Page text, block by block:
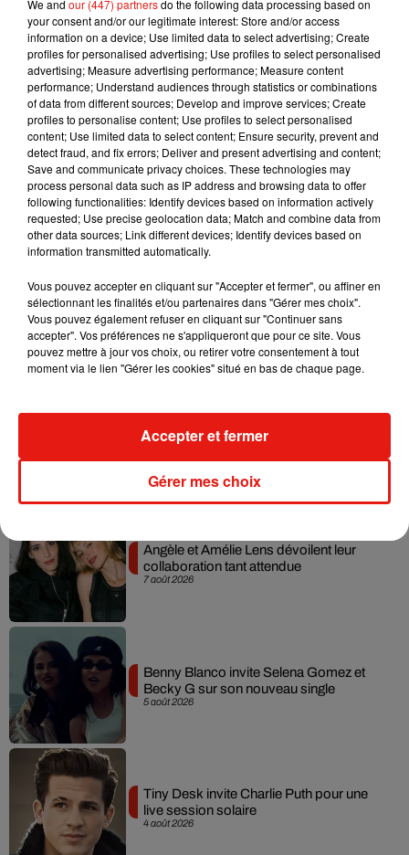
Musique
7 août 2026
Julien Lieb s’essaye à la vie de chatelain
dans son nouveau clip
7 août 2026
Madonna sort enfin le remix de « Love
Sensation » avec Kylie Minogue
Tayc et Didi B dévoilent le single le plus
dansant de l’année
7 août 2026
Angèle et Amélie Lens dévoilent leur
collaboration tant attendue
5 août 2026
Benny Blanco invite Selena Gomez et
Becky G sur son nouveau single
4 août 2026
Tiny Desk invite Charlie Puth pour une
live session solaire
We and our (447) partnersdo the following data processing based on
your consent and/or our legitimate interest: Store and/or access
information on a device; Use limited data to select advertising; Create
profiles for personalised advertising; Use profiles to select personalised
advertising; Measure advertising performance; Measure content
performance; Understand audiences through statistics or combinations
of data from different sources; Develop and improve services; Create
profiles to personalise content; Use profiles to select personalised
content; Use limited data to select content; Ensure security, prevent and
detect fraud, and fix errors; Deliver and present advertising and content;
Save and communicate privacy choices. These technologies may
process personal data such as IP address and browsing data to offer
following functionalities: Identify devices based on information actively
requested; Use precise geolocation data; Match and combine data from
other data sources; Link different devices; Identify devices based on
information transmitted automatically.
Vous pouvez accepter en cliquant sur "Accepter et fermer", ou affiner en
sélectionnant les finalités et/ou partenaires dans "Gérer mes choix".
Vous pouvez également refuser en cliquant sur "Continuer sans
accepter". Vos préférences ne s'appliqueront que pour ce site. Vous
pouvez mettre à jour vos choix, ou retirer votre consentement à tout
moment via le lien "Gérer les cookies" situé en bas de chaque page.
Gérer mes choix
Accepter et fermer